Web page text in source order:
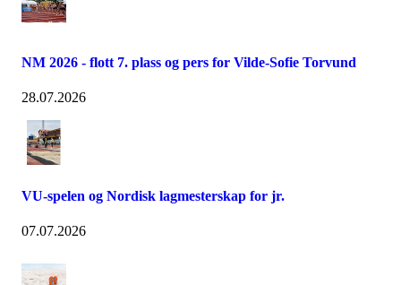
NM 2026 - flott 7. plass og pers for Vilde-Sofie Torvund
28.07.2026
VU-spelen og Nordisk lagmesterskap for jr.
07.07.2026